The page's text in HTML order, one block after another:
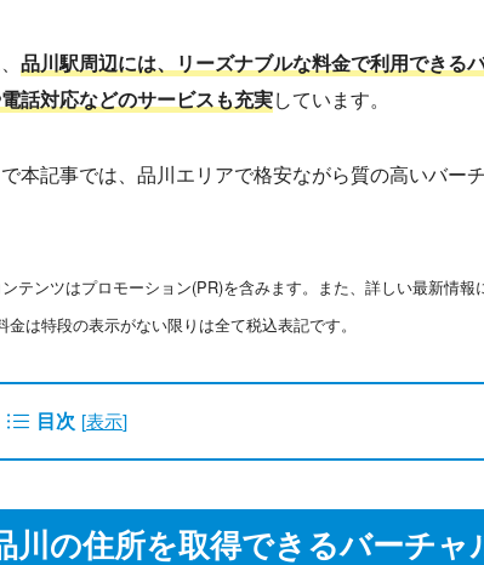
品川駅周辺には、リーズナブルな料金で利用できる
話対応などのサービスも充実しています。
本記事では、品川エリアで格安ながら質の高いバー
テンツはプロモーション(PR)を含みます。また、詳しい最新情
金は特段の表示がない限りは全て税込表記です。
目次 [表示]
川の住所を取得できるバーチ